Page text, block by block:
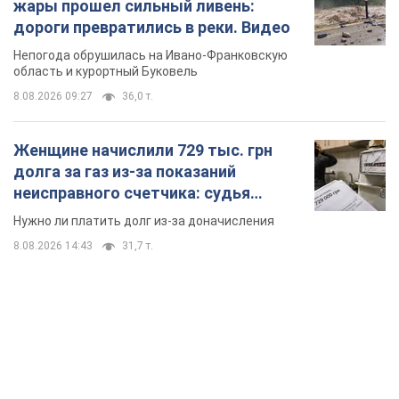
жары прошел сильный ливень:
дороги превратились в реки. Видео
Непогода обрушилась на Ивано-Франковскую
область и курортный Буковель
8.08.2026 09:27 36,0 т.
Женщине начислили 729 тыс. грн
долга за газ из-за показаний
неисправного счетчика: судья
вынес неожиданное решение
Нужно ли платить долг из-за доначисления
8.08.2026 14:43 31,7 т.